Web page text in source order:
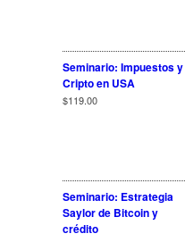
Seminario: Impuestos y
Cripto en USA
$119.00
Seminario: Estrategia
Saylor de Bitcoin y
crédito